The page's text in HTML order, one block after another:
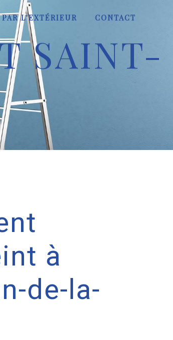
L'EXTÉRIEUR CONTACT
SAINT-
à
de-la-